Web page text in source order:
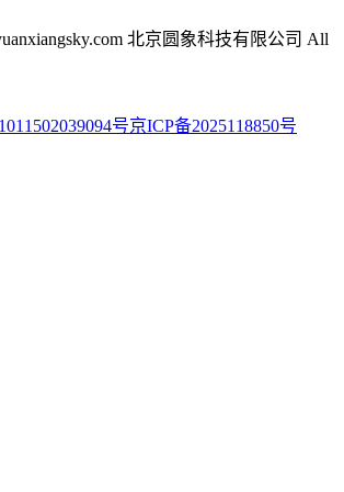
北京圆象科技有限公司 All
号京ICP备2025118850号